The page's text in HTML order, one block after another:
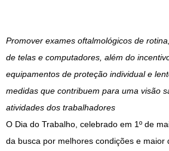
Promover exames oftalmológicos de
de telas e computadores, além do
equipamentos de proteção individual e
medidas que contribuem para uma visão
atividades dos trabalhadores
O Dia do Trabalho, celebrado em 1º de
da busca por melhores condições e maior